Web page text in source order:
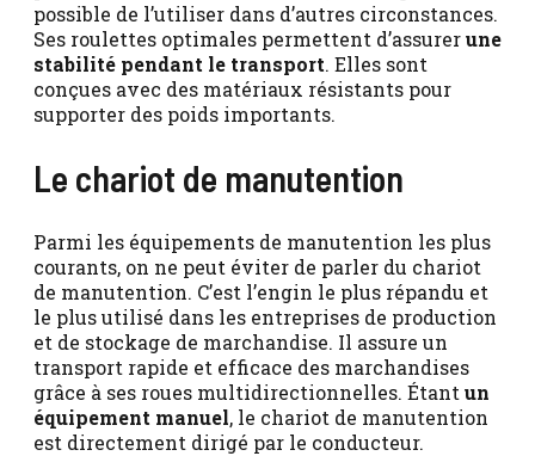
possible de l’utiliser dans d’autres circonstances.
Ses roulettes optimales permettent d’assurerune
stabilité pendant le transport. Elles sont
conçues avec des matériaux résistants pour
supporter des poids importants.
Le chariot de manutention
Parmi les équipements de manutention les plus
courants, on ne peut éviter de parler du chariot
de manutention. C’est l’engin le plus répandu et
le plus utilisé dans les entreprises de production
et de stockage de marchandise. Il assure un
transport rapide et efficace des marchandises
grâce à ses roues multidirectionnelles. Étant un
équipement manuel, le chariot de manutention
est directement dirigé par le conducteur.